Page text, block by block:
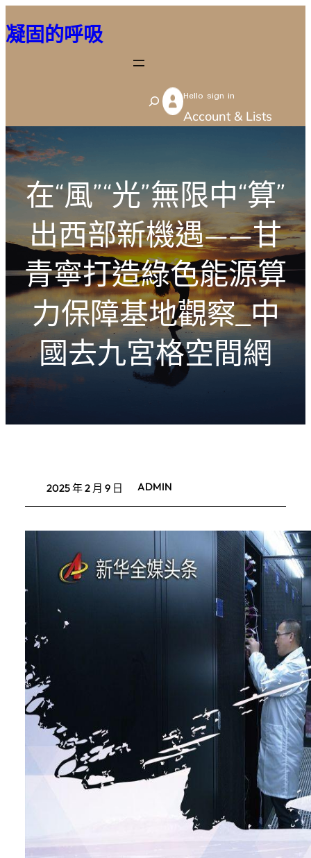
至
容
凝固的呼吸
S
e
c
Hello sign in
Account & Lists
在“風”“光”無限中“算”
出西部新機遇——甘
青寧打造綠色能源算
力保障基地觀察_中
國去九宮格空間網
2025 年 2 月 9 日 ADMIN